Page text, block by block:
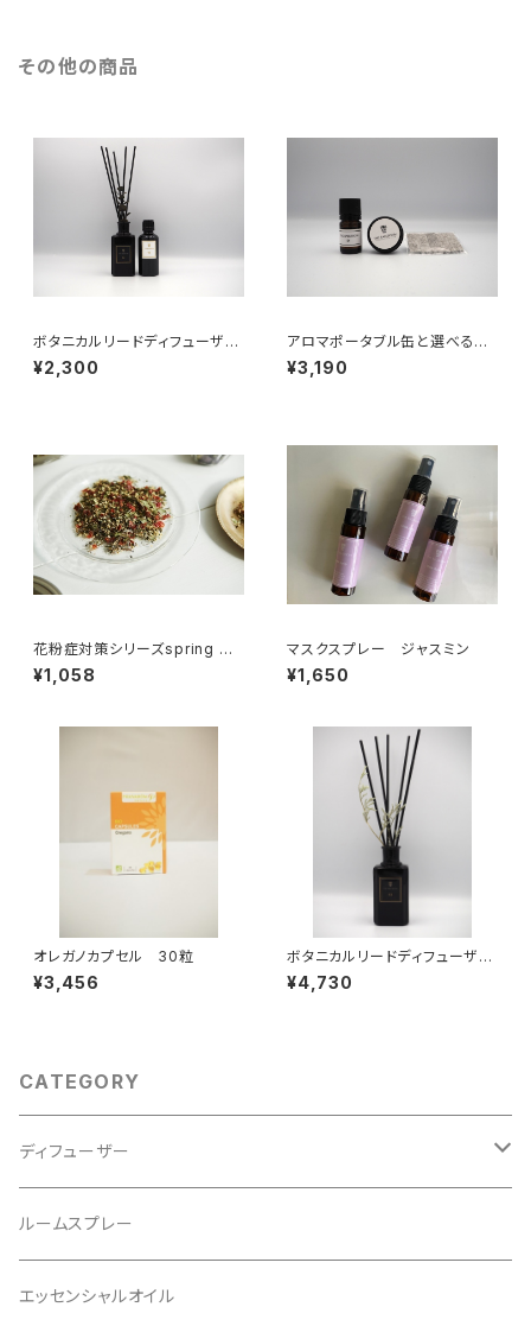
その他の商品
ボタニカルリードディフューザー
02（リフィル）
¥2,300
アロマポータブル缶と選べるエ
ッセンシャルオイルギフトセット
¥3,190
花粉症対策シリーズspring ハ
ーブティ―7パック
¥1,058
マスクスプレー ジャスミン
¥1,650
オレガノカプセル 30粒
¥3,456
ボタニカルリードディフューザー
03
¥4,730
CATEGORY
ディフューザー
レフィル
リフィル
ルームスプレー
エッセンシャルオイル